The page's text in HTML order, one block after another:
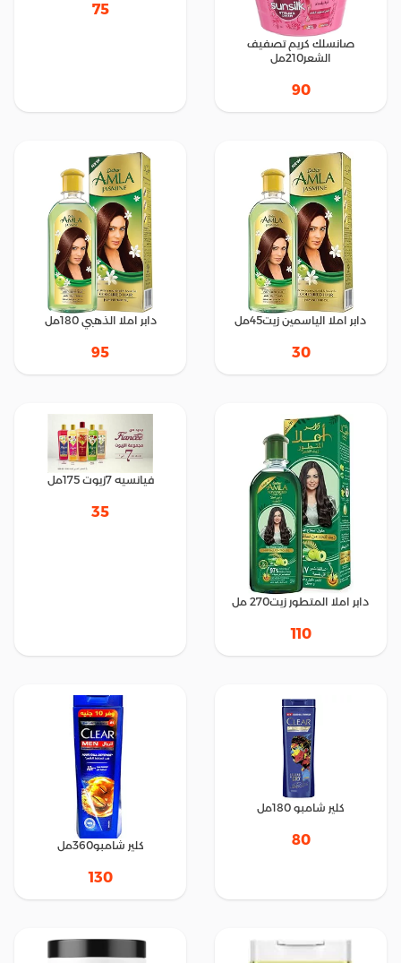
صانسلك كريم تصفيف
الشعر210مل
90
75
دابر املا الياسمين زيت45مل
30
دابر املا الذهبي 180مل
95
دابر املا المتطور زيت270 مل
110
فيانسيه 7زيوت 175مل
35
كلير شامبو 180مل
80 كلير شامبو360مل
130